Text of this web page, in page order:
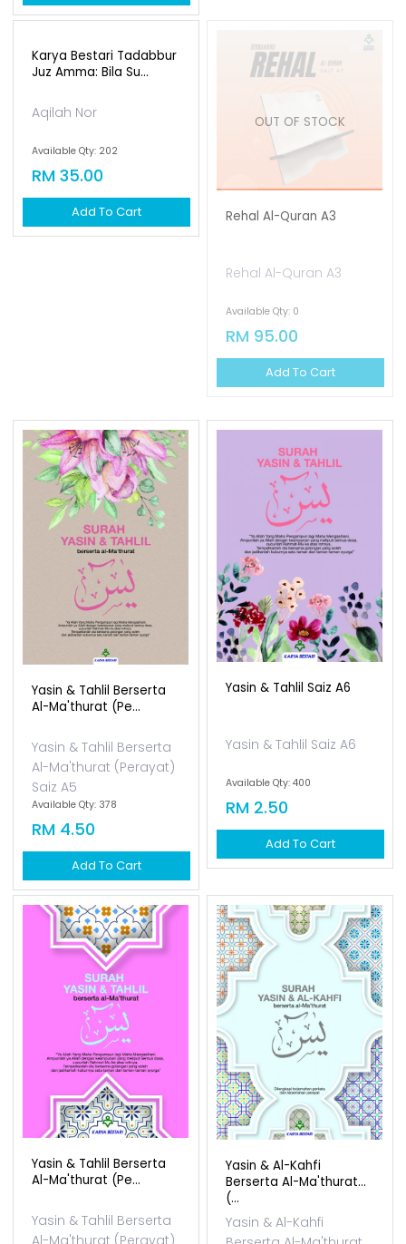
RM 35.00
Add To Cart
OUT OF STOCK
Rehal Al-Quran A3
Rehal Al-Quran A3
Available Qty: 0
RM 95.00
Add To Cart
Yasin & Tahlil Berserta
Al-Ma'thurat (pe...
Yasin & Tahlil Berserta
Al-Ma'thurat (Perayat)
Saiz A5
Available Qty: 378
RM 4.50
Add To Cart
Yasin & Tahlil Saiz A6
Yasin & Tahlil Saiz A6
RM 2.50
Add To Cart